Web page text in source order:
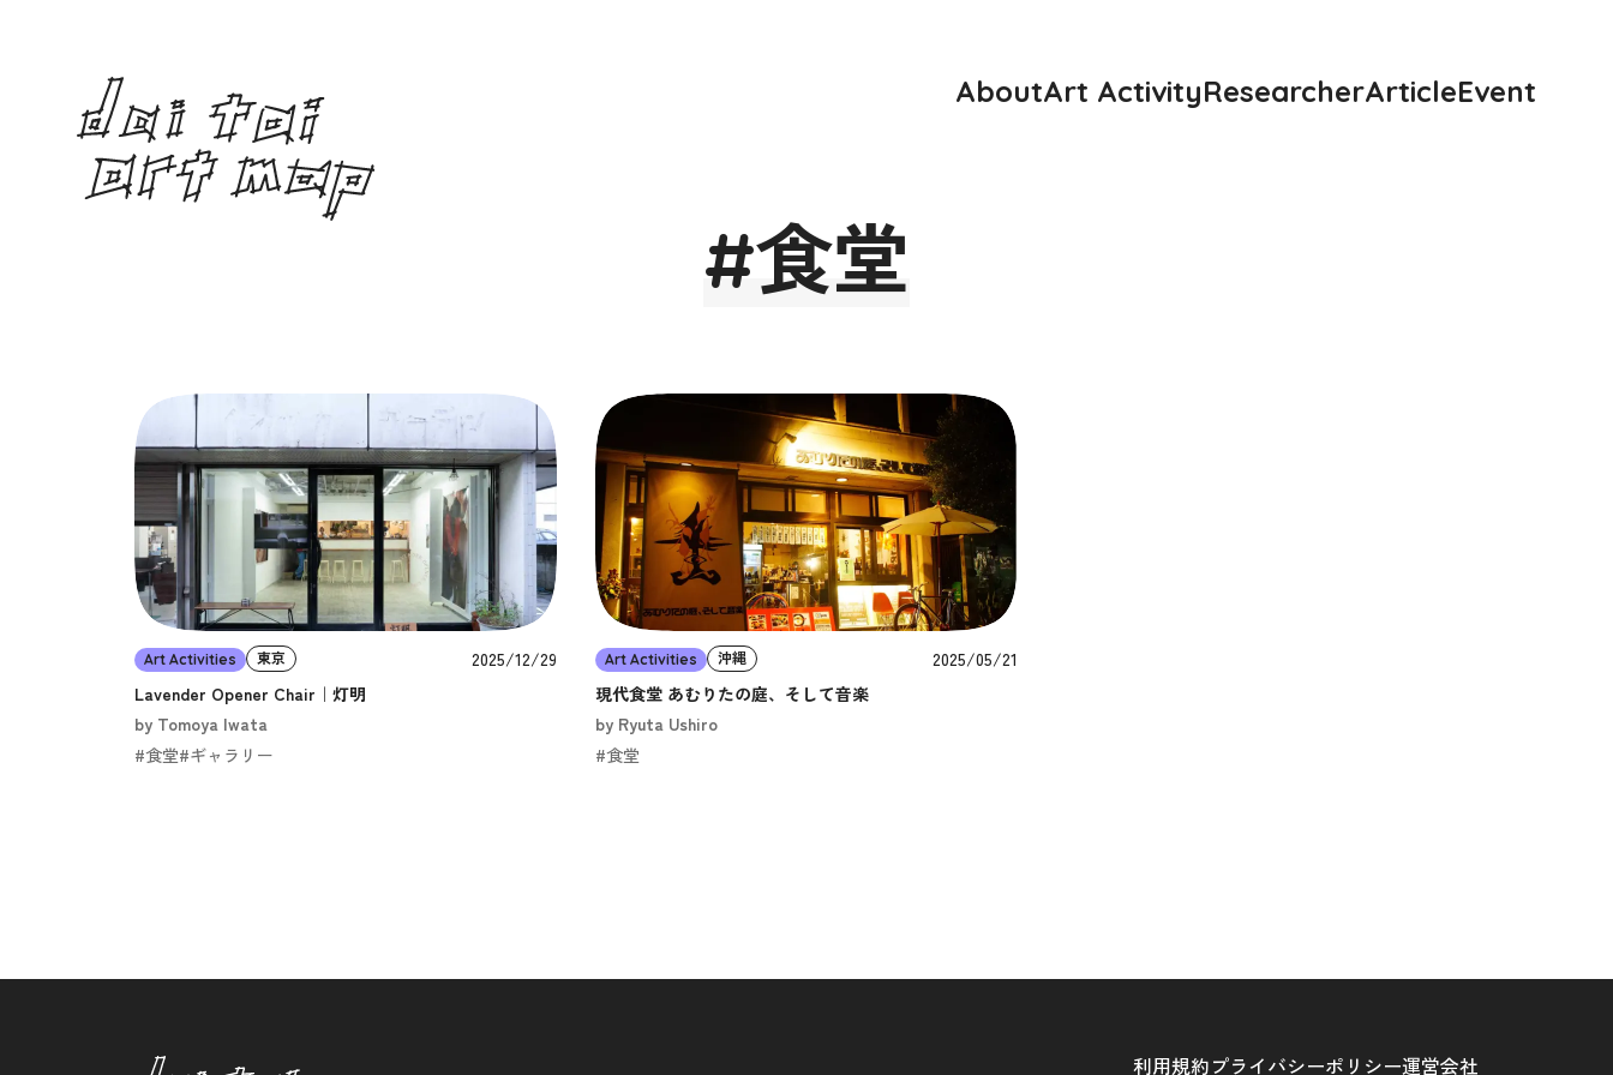
AboutArt ActivityResearcherArticleEvent
#食堂
Art Activities 東京
2025/12/29
Lavender Opener Chair｜灯明
by Tomoya Iwata
#食堂#ギャラリー
Art Activities 沖縄
2025/05/21
現代食堂 あむりたの庭、そして音楽
by Ryuta Ushiro
#食堂
利用規約プライバシーポリシー運営会社